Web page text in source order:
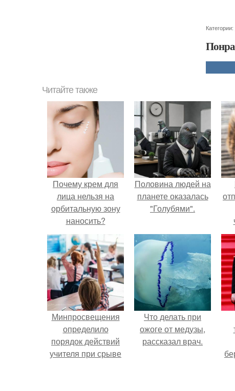
Категории:
Читайте также
Почему крем для
лица нельзя на
орбитальную зону
наносить?
Половина людей на
планете оказалась
"Голубями".
Минпросвещения
определило
порядок действий
учителя при срыве
Что делать при
ожоге от медузы,
рассказал врач.